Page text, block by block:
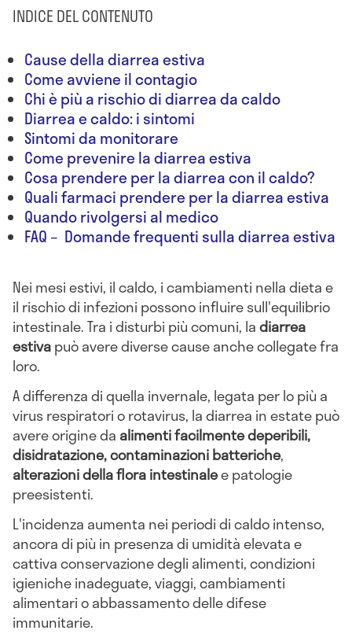
INDICE DEL CONTENUTO
Cause della diarrea estiva
Come avviene il contagio
Chi è più a rischio di diarrea da caldo
Diarrea e caldo: i sintomi
Sintomi da monitorare
Come prevenire la diarrea estiva
Cosa prendere per la diarrea con il caldo?
Quali farmaci prendere per la diarrea estiva
Quando rivolgersi al medico
FAQ – Domande frequenti sulla diarrea estiva
Nei mesi estivi, il caldo, i cambiamenti nella dieta e
il rischio di infezioni possono influire sull'equilibrio
intestinale. Tra i disturbi più comuni, ladiarrea
estivapuò avere diverse cause anche collegate fra
loro.
A differenza di quella invernale, legata per lo più a
virus respiratori o rotavirus, la diarrea in estate può
avere origine da alimenti facilmente deperibili,
disidratazione, contaminazioni batteriche,
alterazioni della flora intestinalee patologie
preesistenti.
L'incidenza aumenta nei periodi di caldo intenso,
ancora di più in presenza di umidità elevata e
cattiva conservazione degli alimenti, condizioni
igieniche inadeguate, viaggi, cambiamenti
alimentari o abbassamento delle difese
immunitarie.